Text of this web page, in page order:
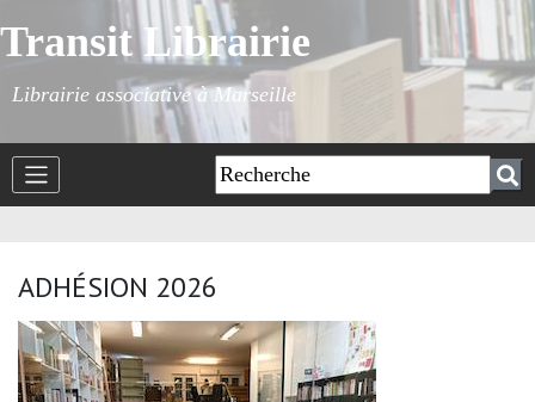
Transit Librairie
Librairie associative à Marseille
ADHÉSION 2026